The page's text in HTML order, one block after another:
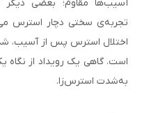
آسیب‌ها مقاوم؛ بعضی
تجربه‌ی سختی دچار استرس
اختلال استرس پس از آسیب،
است. گاهی یک رویداد از نگاه
به‌شدت استرس‌زا.